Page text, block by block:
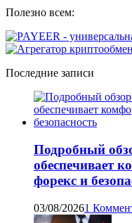
Полезно всем:
Последние записи
Подробный
обеспечивает
форекс и
03/08/20261